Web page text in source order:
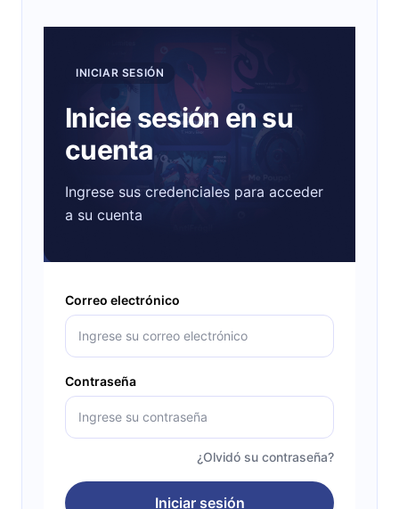
INICIAR SESIÓN
Inicie sesión en su
cuenta
Ingrese sus credenciales para acceder
a su cuenta
Correo electrónico
Contraseña
¿Olvidó su contraseña?
Iniciar sesión